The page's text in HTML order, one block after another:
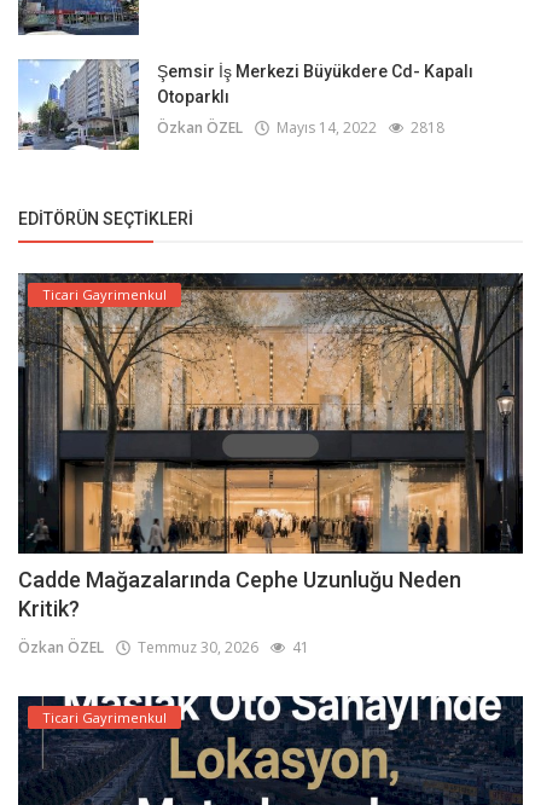
Şemsir İş Merkezi Büyükdere Cd- Kapalı
Otoparklı
Özkan ÖZEL Mayıs 14, 2022 2818
EDITÖRÜN SEÇTIKLERI
Ticari Gayrimenkul
Cadde Mağazalarında Cephe Uzunluğu Neden
Kritik?
Özkan ÖZEL Temmuz 30, 2026 41
Ticari Gayrimenkul